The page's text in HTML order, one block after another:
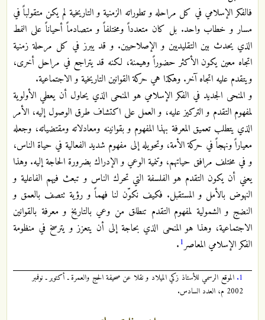
فالفكر الإسلامي في كل مراحله و تطوراته الزمنية و التاريخية لم يكن متقولباً في
مسار و خطاب واحد. بل كان متعدداً ومختلفاً و متصادماً أحياناً على النمط
الذي يحدث بين التقليديين و الإصلاحيين. و قد يبرز في كل مرحلة زمنية
اتجاه معين يكون الأكثر حضوراً وهيمنة، لكنه قد يتراجع في مراحل أخرى،
ويتقدم عليه اتجاه آخر. وهكذا هي حركة القوانين التاريخية و الاجتماعية.
و المنحى الجديد في الفكر الإسلامي هو المنحى الذي يحاول أن يعطي الأولوية
لمفهوم التقدم و التركيز عليه، و العمل على اكتشاف طرق الوصول إليه، الأمر
الذي يتطلب تعميق المعرفة بهذا المفهوم و بقوانينه ومعادلاته ومقتضياته، وجعله
معياراً ونهجاً في حركة الأمة، وتحويله إلى مفهوم شديد الفعالية في حياة الناس،
و في مختلف مرافق حياتهم، وتنمية الوعي و الإدراك بضرورة الحاجة إليه. وهذا
يعني أن يكون التقدم هو الفلسفة التي تحرك الناس و تبعث فيهم الفاعلية و
النهوض بالأمل و المستقبل. فكيف نكوّن لنا فهماً و رؤية تتصف بالعمق و
النضج و الشمولية لمفهوم التقدم تنطلق من وعي بالتاريخ و معرفة بالقوانين
الاجتماعية، وهذا هو المنحى الذي بحاجة إلى أن يتعزز و يترسخ في منظومة
الفكر الإسلامي المعاصر1
.
1. الموقع الرسمي للأستاذ زكي الميلاد و نقلا عن صحيفة الحج والعمرة ـ أكتوبر ـ نوفمبر
2002 م، العدد السادس.